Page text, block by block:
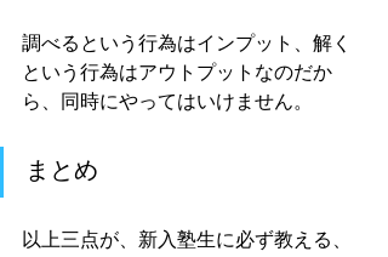
調べるという行為はインプット、解く
という行為はアウトプットなのだか
ら、同時にやってはいけません。
まとめ
以上三点が、新入塾生に必ず教える、